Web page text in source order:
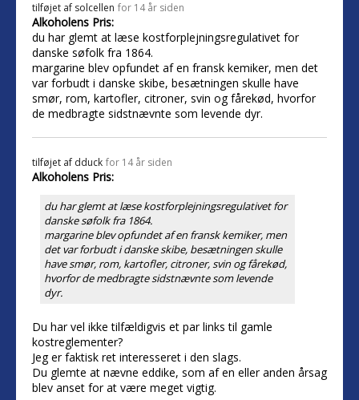
tilføjet af solcellen for 14 år siden
Alkoholens Pris:
du har glemt at læse kostforplejningsregulativet for
danske søfolk fra 1864.
margarine blev opfundet af en fransk kemiker, men det
var forbudt i danske skibe, besætningen skulle have
smør, rom, kartofler, citroner, svin og fårekød, hvorfor
de medbragte sidstnævnte som levende dyr.
tilføjet af dduck for 14 år siden
Alkoholens Pris:
du har glemt at læse kostforplejningsregulativet for
danske søfolk fra 1864.
margarine blev opfundet af en fransk kemiker, men
det var forbudt i danske skibe, besætningen skulle
have smør, rom, kartofler, citroner, svin og fårekød,
hvorfor de medbragte sidstnævnte som levende
dyr.
Du har vel ikke tilfældigvis et par links til gamle
kostreglementer?
Jeg er faktisk ret interesseret i den slags.
Du glemte at nævne eddike, som af en eller anden årsag
blev anset for at være meget vigtig.